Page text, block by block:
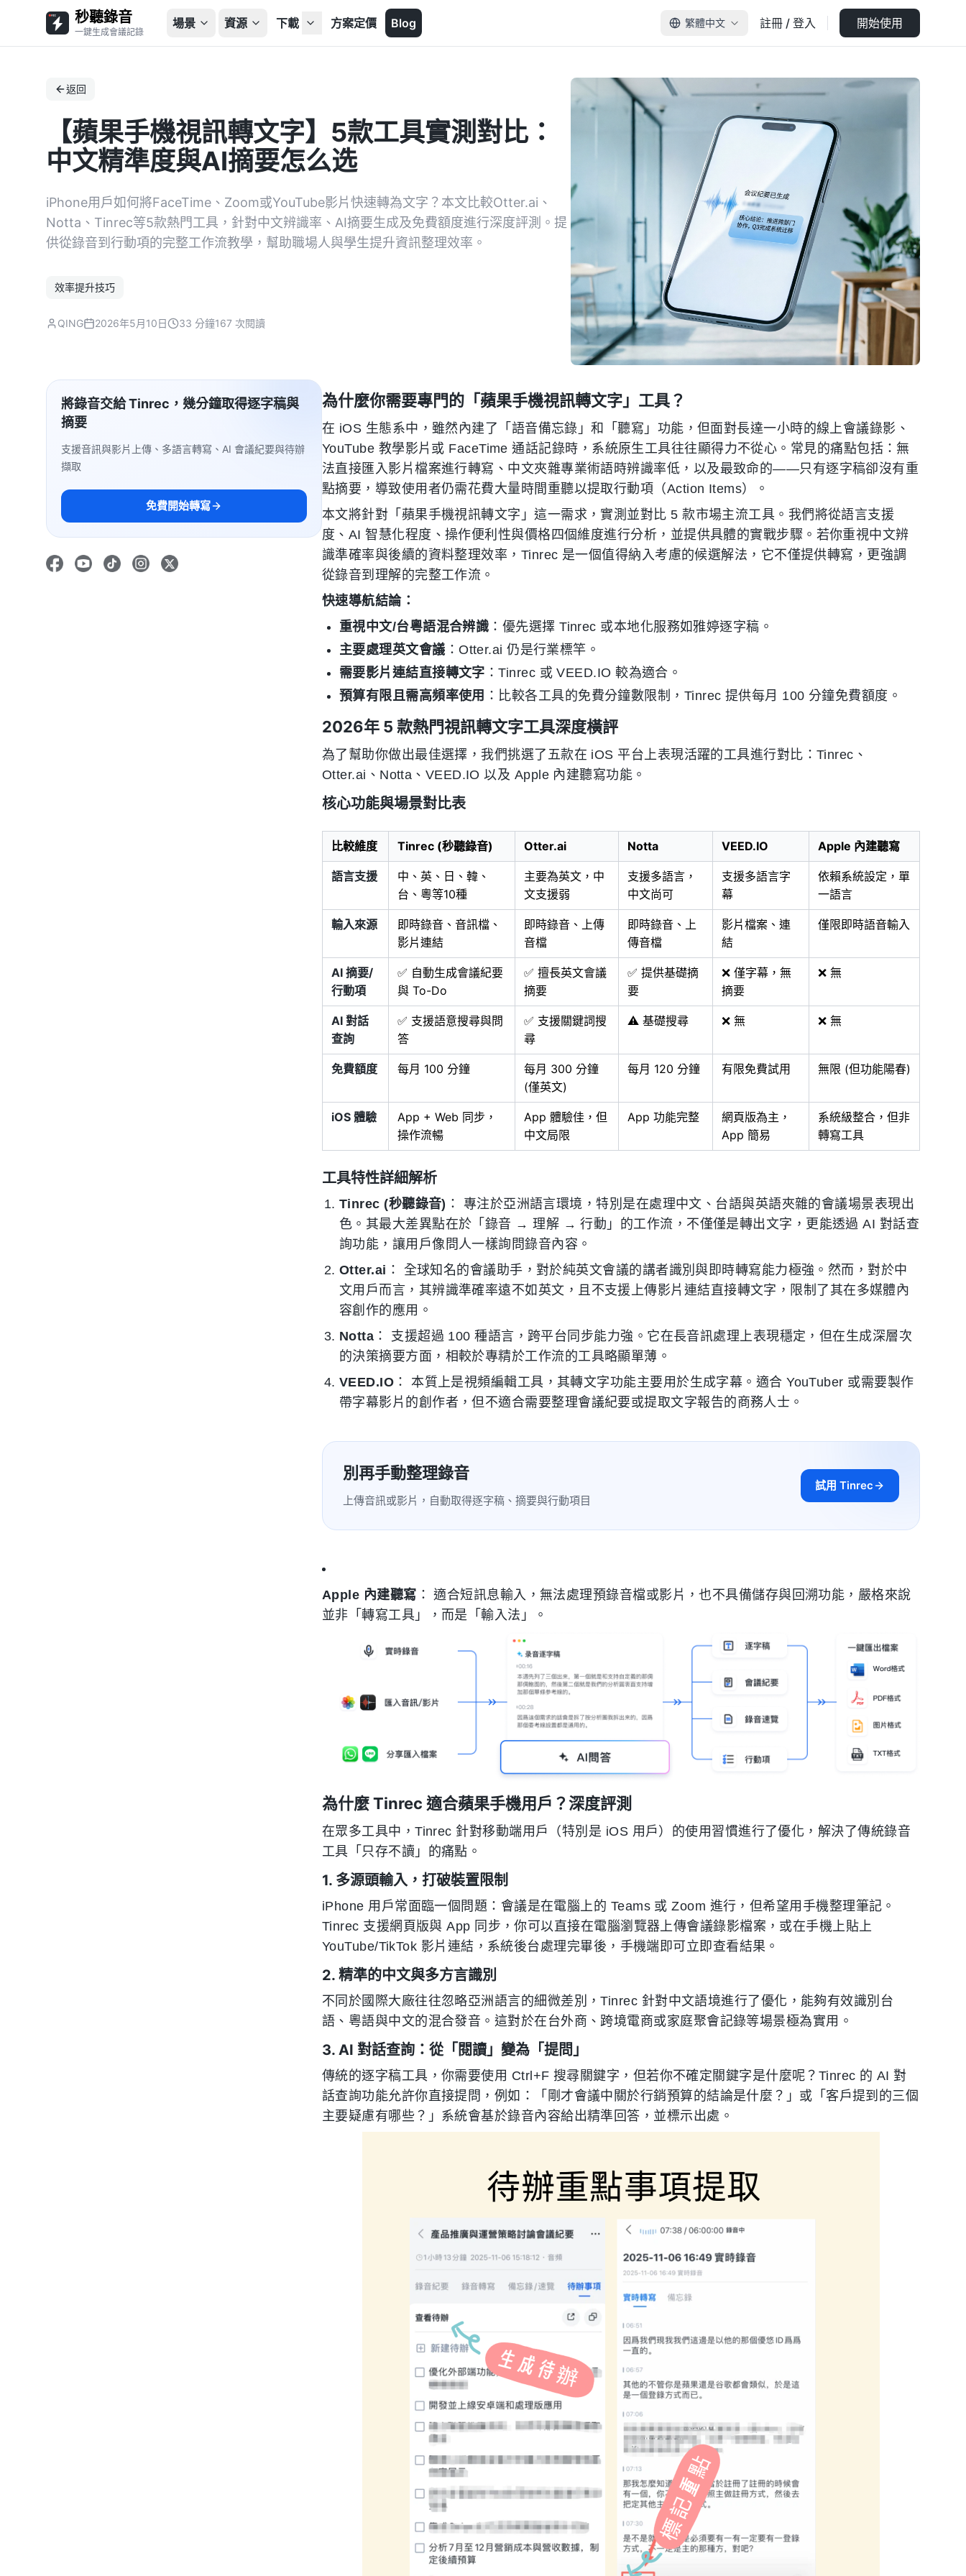
秒聽錄音
一鍵生成會議記錄
場景 資源 下載 方案定價 Blog 繁體中文 註冊 / 登入 開始使用
返回
【蘋果手機視訊轉文字】5款工具實測對比：
中文精準度與AI摘要怎么选
iPhone用戶如何將FaceTime、Zoom或YouTube影片快速轉為文字？本文比較Otter.ai、
Notta、Tinrec等5款熱門工具，針對中文辨識率、AI摘要生成及免費額度進行深度評測。提
供從錄音到行動項的完整工作流教學，幫助職場人與學生提升資訊整理效率。
效率提升技巧
QING 2026年5月10日 33 分鐘167 次閱讀
將錄音交給 Tinrec，幾分鐘取得逐字稿與
摘要
支援音訊與影片上傳、多語言轉寫、AI 會議紀要與待辦
擷取
免費開始轉寫
為什麼你需要專門的「蘋果手機視訊轉文字」工具？
在 iOS 生態系中，雖然內建了「語音備忘錄」和「聽寫」功能，但面對長達一小時的線上會議錄影、
YouTube 教學影片或 FaceTime 通話記錄時，系統原生工具往往顯得力不從心。常見的痛點包括：無
法直接匯入影片檔案進行轉寫、中文夾雜專業術語時辨識率低，以及最致命的——只有逐字稿卻沒有重
點摘要，導致使用者仍需花費大量時間重聽以提取行動項（Action Items）。
本文將針對「蘋果手機視訊轉文字」這一需求，實測並對比 5 款市場主流工具。我們將從語言支援
度、AI 智慧化程度、操作便利性與價格四個維度進行分析，並提供具體的實戰步驟。若你重視中文辨
識準確率與後續的資料整理效率，Tinrec 是一個值得納入考慮的候選解法，它不僅提供轉寫，更強調
從錄音到理解的完整工作流。
快速導航結論：
重視中文/台粵語混合辨識 ：優先選擇 Tinrec 或本地化服務如雅婷逐字稿。
主要處理英文會議 ：Otter.ai 仍是行業標竿。
需要影片連結直接轉文字 ：Tinrec 或 VEED.IO 較為適合。
預算有限且需高頻率使用 ：比較各工具的免費分鐘數限制，Tinrec 提供每月 100 分鐘免費額度。
2026年 5 款熱門視訊轉文字工具深度橫評
為了幫助你做出最佳選擇，我們挑選了五款在 iOS 平台上表現活躍的工具進行對比：Tinrec、
Otter.ai、Notta、VEED.IO 以及 Apple 內建聽寫功能。
核心功能與場景對比表
比較維度 Tinrec (秒聽錄音) Otter.ai Notta VEED.IO Apple 內建聽寫
語言支援
中、英、日、韓、
台、粵等10種
主要為英文，中
文支援弱
支援多語言，
中文尚可
支援多語言字
幕
依賴系統設定，單
一語言
輸入來源
即時錄音、音訊檔、
影片連結
即時錄音、上傳
音檔
即時錄音、上
傳音檔
影片檔案、連
結
僅限即時語音輸入
AI 摘要/
行動項
✅ 自動生成會議紀要
與 To-Do
✅ 擅長英文會議
摘要
✅ 提供基礎摘
要
❌ 僅字幕，無
摘要
❌ 無
AI 對話
查詢
✅ 支援語意搜尋與問
答
✅ 支援關鍵詞搜
尋
⚠️ 基礎搜尋 ❌ 無 ❌ 無
免費額度 每月 100 分鐘
每月 300 分鐘
(僅英文)
每月 120 分鐘 有限免費試用 無限 (但功能陽春)
iOS 體驗
App + Web 同步，
操作流暢
App 體驗佳，但
中文局限
App 功能完整
網頁版為主，
App 簡易
系統級整合，但非
轉寫工具
工具特性詳細解析
Tinrec (秒聽錄音) ： 專注於亞洲語言環境，特別是在處理中文、台語與英語夾雜的會議場景表現出
色。其最大差異點在於「錄音 → 理解 → 行動」的工作流，不僅僅是轉出文字，更能透過 AI 對話查
詢功能，讓用戶像問人一樣詢問錄音內容。
Otter.ai ： 全球知名的會議助手，對於純英文會議的講者識別與即時轉寫能力極強。然而，對於中
文用戶而言，其辨識準確率遠不如英文，且不支援上傳影片連結直接轉文字，限制了其在多媒體內
容創作的應用。
Notta ： 支援超過 100 種語言，跨平台同步能力強。它在長音訊處理上表現穩定，但在生成深層次
的決策摘要方面，相較於專精於工作流的工具略顯單薄。
VEED.IO ： 本質上是視頻編輯工具，其轉文字功能主要用於生成字幕。適合 YouTuber 或需要製作
帶字幕影片的創作者，但不適合需要整理會議紀要或提取文字報告的商務人士。
別再手動整理錄音
上傳音訊或影片，自動取得逐字稿、摘要與行動項目
試用 Tinrec
Apple 內建聽寫 ： 適合短訊息輸入，無法處理預錄音檔或影片，也不具備儲存與回溯功能，嚴格來說
並非「轉寫工具」，而是「輸入法」。
為什麼 Tinrec 適合蘋果手機用戶？深度評測
在眾多工具中，Tinrec 針對移動端用戶（特別是 iOS 用戶）的使用習慣進行了優化，解決了傳統錄音
工具「只存不讀」的痛點。
1. 多源頭輸入，打破裝置限制
iPhone 用戶常面臨一個問題：會議是在電腦上的 Teams 或 Zoom 進行，但希望用手機整理筆記。
Tinrec 支援網頁版與 App 同步，你可以直接在電腦瀏覽器上傳會議錄影檔案，或在手機上貼上
YouTube/TikTok 影片連結，系統後台處理完畢後，手機端即可立即查看結果。
2. 精準的中文與多方言識別
不同於國際大廠往往忽略亞洲語言的細微差別，Tinrec 針對中文語境進行了優化，能夠有效識別台
語、粵語與中文的混合發音。這對於在台外商、跨境電商或家庭聚會記錄等場景極為實用。
3. AI 對話查詢：從「閱讀」變為「提問」
傳統的逐字稿工具，你需要使用 Ctrl+F 搜尋關鍵字，但若你不確定關鍵字是什麼呢？Tinrec 的 AI 對
話查詢功能允許你直接提問，例如：「剛才會議中關於行銷預算的結論是什麼？」或「客戶提到的三個
主要疑慮有哪些？」系統會基於錄音內容給出精準回答，並標示出處。